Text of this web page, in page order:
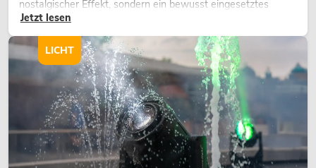
nostalgischer Effekt, sondern ein bewusst eingesetztes
Gestaltungsmittel: Es schafft Atmosphäre, gibt Szenen
Charakter und kann technische LED-Setups emotionaler
wirken lassen.
Jetzt lesen
LICHT